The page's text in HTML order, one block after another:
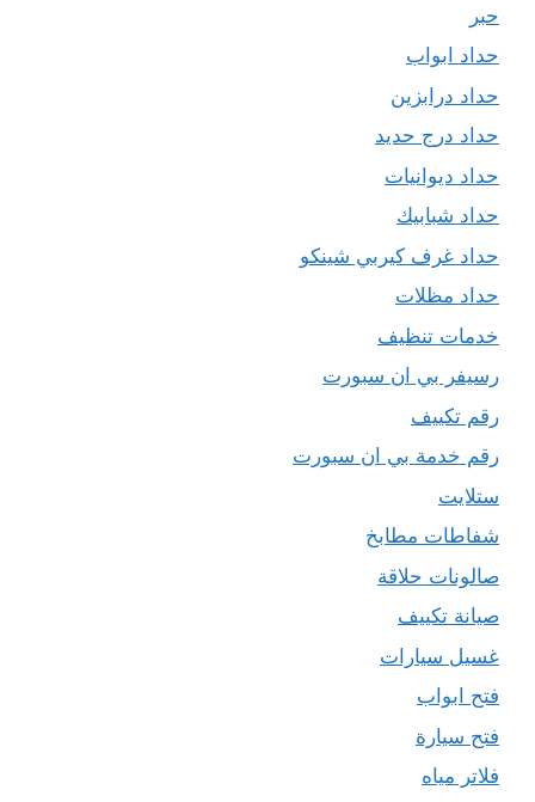
حبر
حداد ابواب
حداد درابزين
حداد درج حديد
حداد ديوانيات
حداد شبابيك
حداد غرف كيربي شينكو
حداد مظلات
خدمات تنظيف
رسيفر بي ان سبورت
رقم تكييف
رقم خدمة بي ان سبورت
ستلايت
شفاطات مطابخ
صالونات حلاقة
صيانة تكييف
غسيل سيارات
فتح ابواب
فتح سيارة
فلاتر مياه